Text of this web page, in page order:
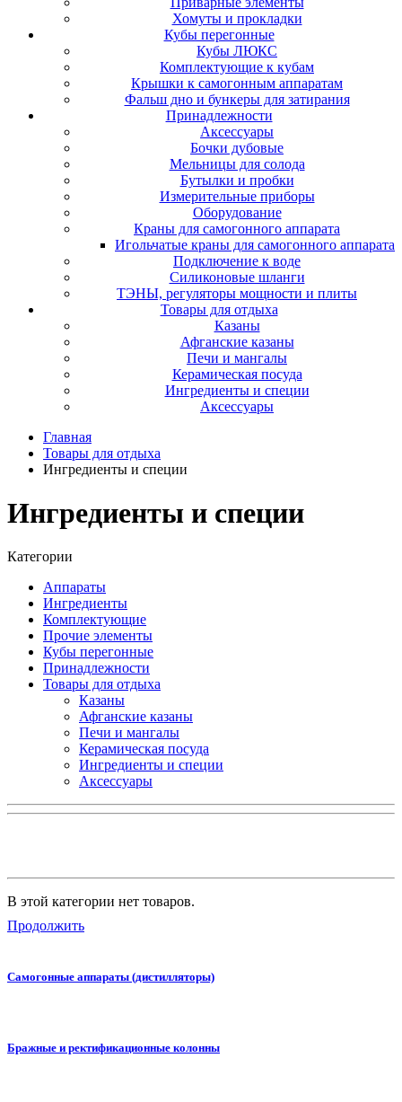
Хомуты и прокладки
Кубы перегонные
Кубы ЛЮКС
Комплектующие к кубам
Крышки к самогонным аппаратам
Фальш дно и бункеры для затирания
Принадлежности
Аксессуары
Бочки дубовые
Мельницы для солода
Бутылки и пробки
Измерительные приборы
Оборудование
Краны для самогонного аппарата
Игольчатые краны для самогонного аппарата
Подключение к воде
Силиконовые шланги
ТЭНЫ, регуляторы мощности и плиты
Товары для отдыха
Казаны
Афганские казаны
Печи и мангалы
Керамическая посуда
Ингредиенты и специи
Аксессуары
Главная
Товары для отдыха
Ингредиенты и специи
Ингредиенты и специи
Категории
Аппараты
Ингредиенты
Комплектующие
Прочие элементы
Кубы перегонные
Принадлежности
Товары для отдыха
Казаны
Афганские казаны
Печи и мангалы
Керамическая посуда
Ингредиенты и специи
Аксессуары
В этой категории нет товаров.
Продолжить
Самогонные аппараты (дистилляторы)
Бражные и ректификационные колонны